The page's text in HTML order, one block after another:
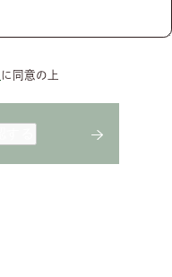
に同意の上